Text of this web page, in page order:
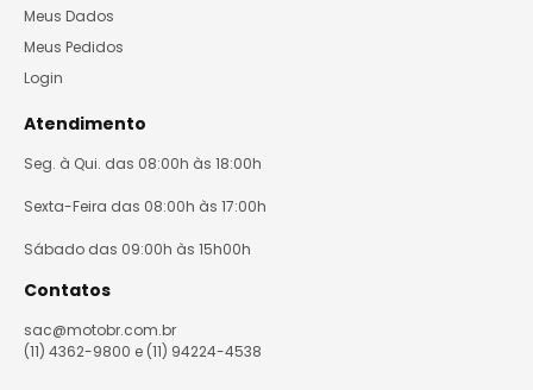
Meus Dados
Meus Pedidos
Login
Atendimento
Seg. à Qui. das 08:00h às 18:00h
Sexta-Feira das 08:00h às 17:00h
Sábado das 09:00h às 15h00h
Contatos
sac@motobr.com.br
(11) 4362-9800 e (11) 94224-4538